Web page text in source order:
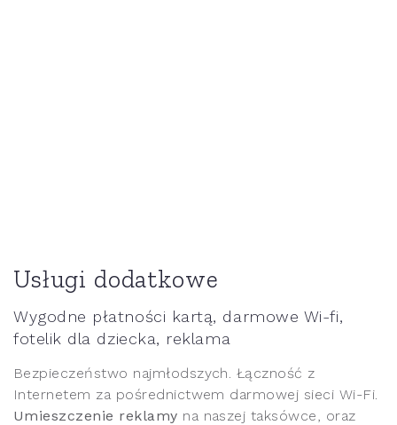
Usługi dodatkowe
Wygodne płatności kartą, darmowe Wi-fi,
fotelik dla dziecka, reklama
Bezpieczeństwo najmłodszych. Łączność z
Internetem za pośrednictwem darmowej sieci Wi-Fi.
Umieszczenie reklamy na naszej taksówce, oraz